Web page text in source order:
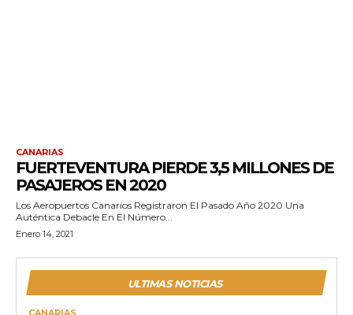
CANARIAS
FUERTEVENTURA PIERDE 3,5 MILLONES DE
PASAJEROS EN 2020
Los Aeropuertos Canarios Registraron El Pasado Año 2020 Una
Auténtica Debacle En El Número...
Enero 14, 2021
ULTIMAS NOTICIAS
CANARIAS